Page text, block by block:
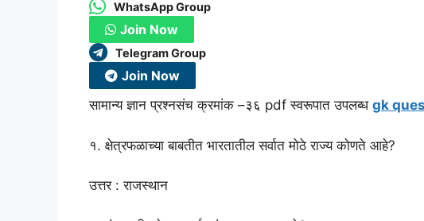
WhatsApp Group
Join Now
Telegram Group
Join Now
सामान्य ज्ञान प्रश्नसंच क्रमांक –३६ pdf स्वरूपात उपलब्ध gk
१. क्षेत्रफळाच्या बाबतीत भारतातील सर्वात मोठे राज्य कोणते आहे?
उत्तर : राजस्थान